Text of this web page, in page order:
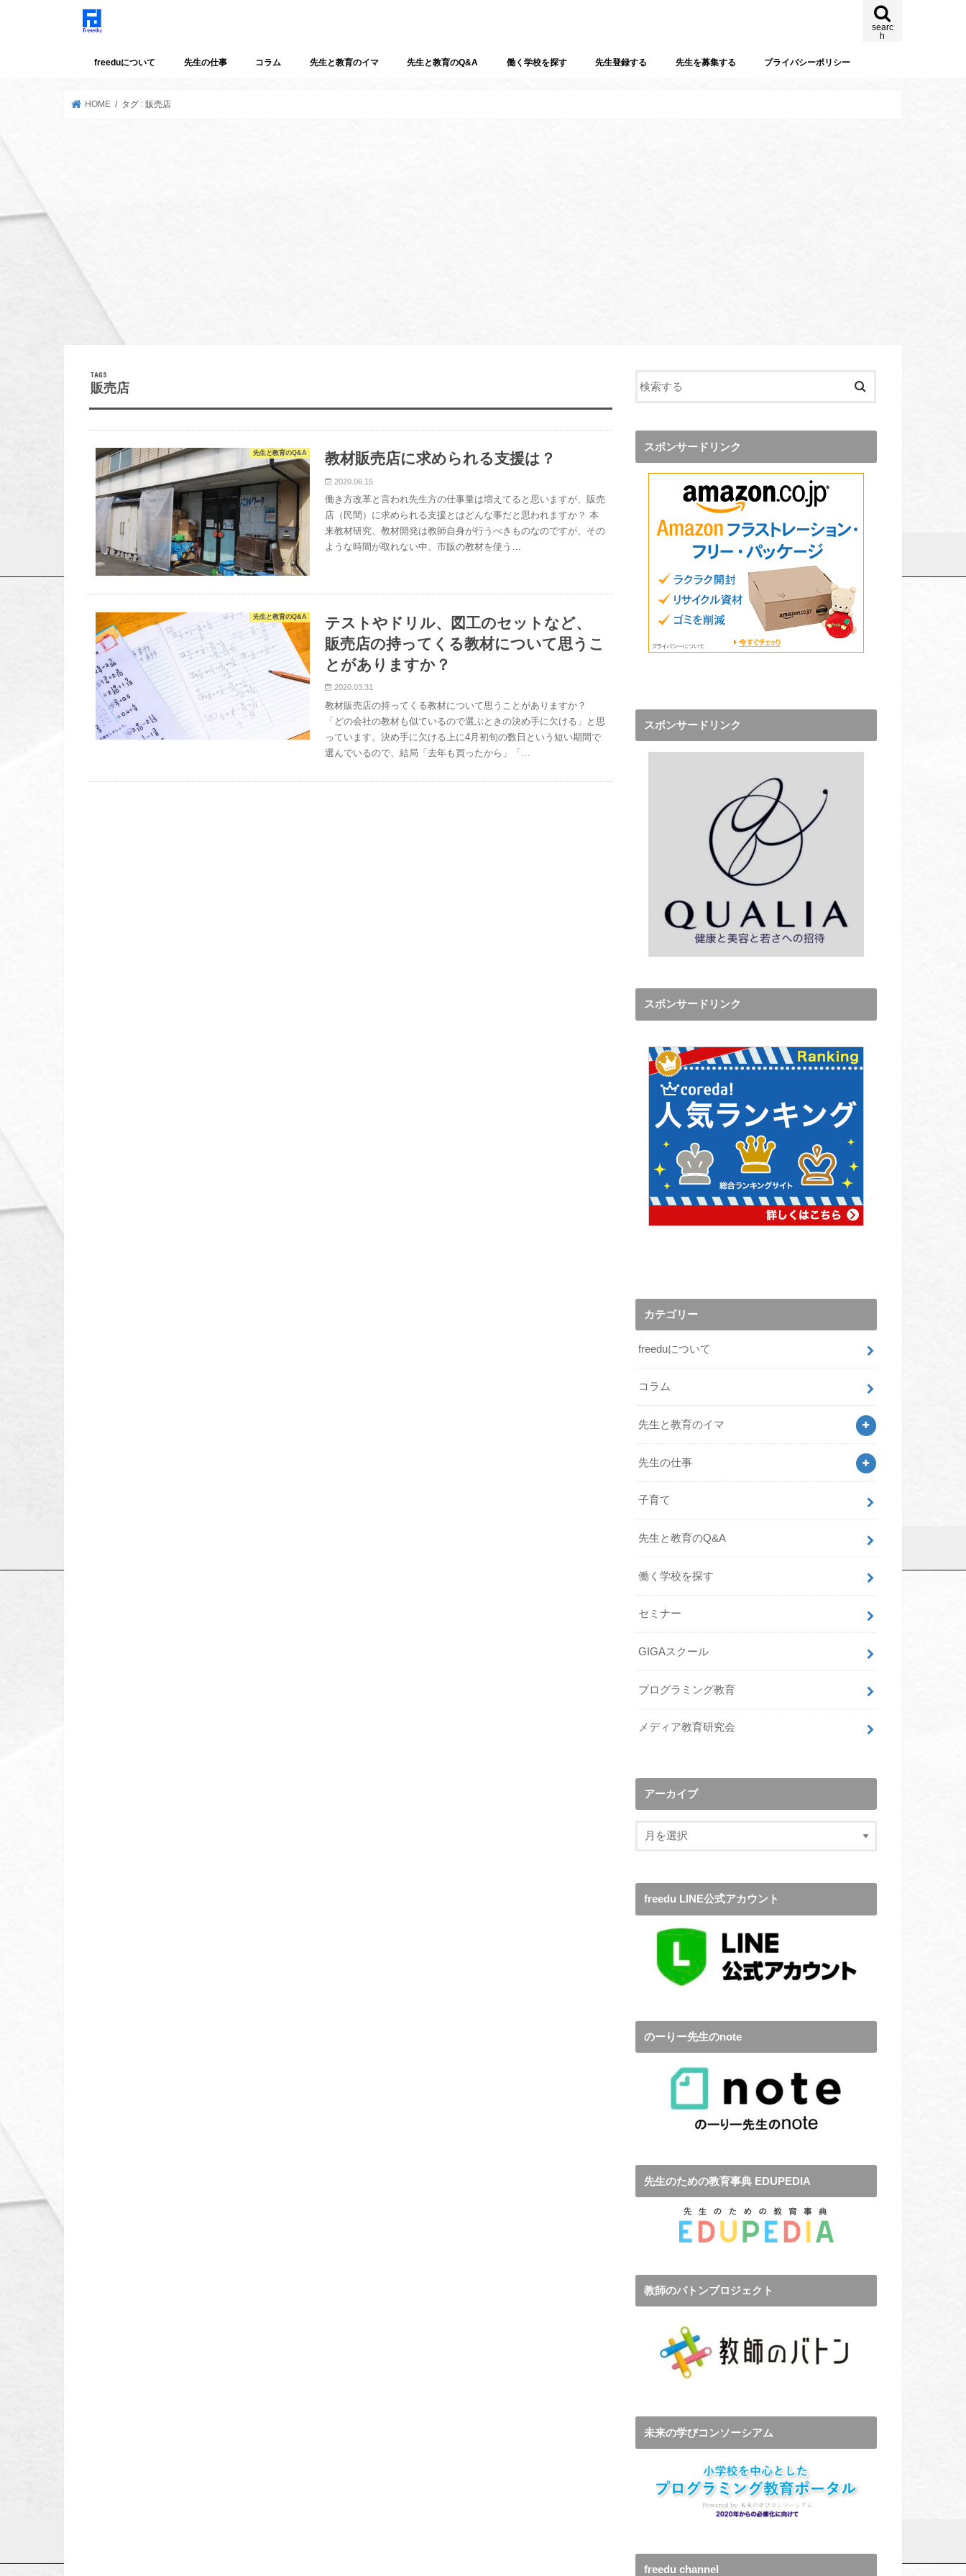
searc
h
freeduについて 先生の仕事 コラム 先生と教育のイマ 先生と教育のQ&A 働く学校を探す 先生登録する 先生を募集する プライバシーポリシー
HOME タグ : 販売店
販売店
先生と教育のQ&A 教材販売店に求められる支援は？
2020.06.15
働き方改革と言われ先生方の仕事量は増えてると思いますが、販売
店（民間）に求められる支援とはどんな事だと思われますか？ 本
来教材研究、教材開発は教師自身が行うべきものなのですが、その
ような時間が取れない中、市販の教材を使う…
先生と教育のQ&A
テストやドリル、図工のセットなど、
販売店の持ってくる教材について思うこ
とがありますか？
2020.03.31
教材販売店の持ってくる教材について思うことがありますか？
「どの会社の教材も似ているので選ぶときの決め手に欠ける」と思
っています。決め手に欠ける上に4月初旬の数日という短い期間で
選んでいるので、結局「去年も買ったから」「…
スポンサードリンク
スボンサードリンク
スボンサードリンク
カテゴリー
freeduについて
コラム
先生と教育のイマ
先生の仕事
子育て
先生と教育のQ&A
働く学校を探す
セミナー
GIGAスクール
プログラミング教育
メディア教育研究会
アーカイブ
freedu LINE公式アカウント
のーりー先生のnote
先生のための教育事典 EDUPEDIA
教師のバトンプロジェクト
未来の学びコンソーシアム
freedu channel